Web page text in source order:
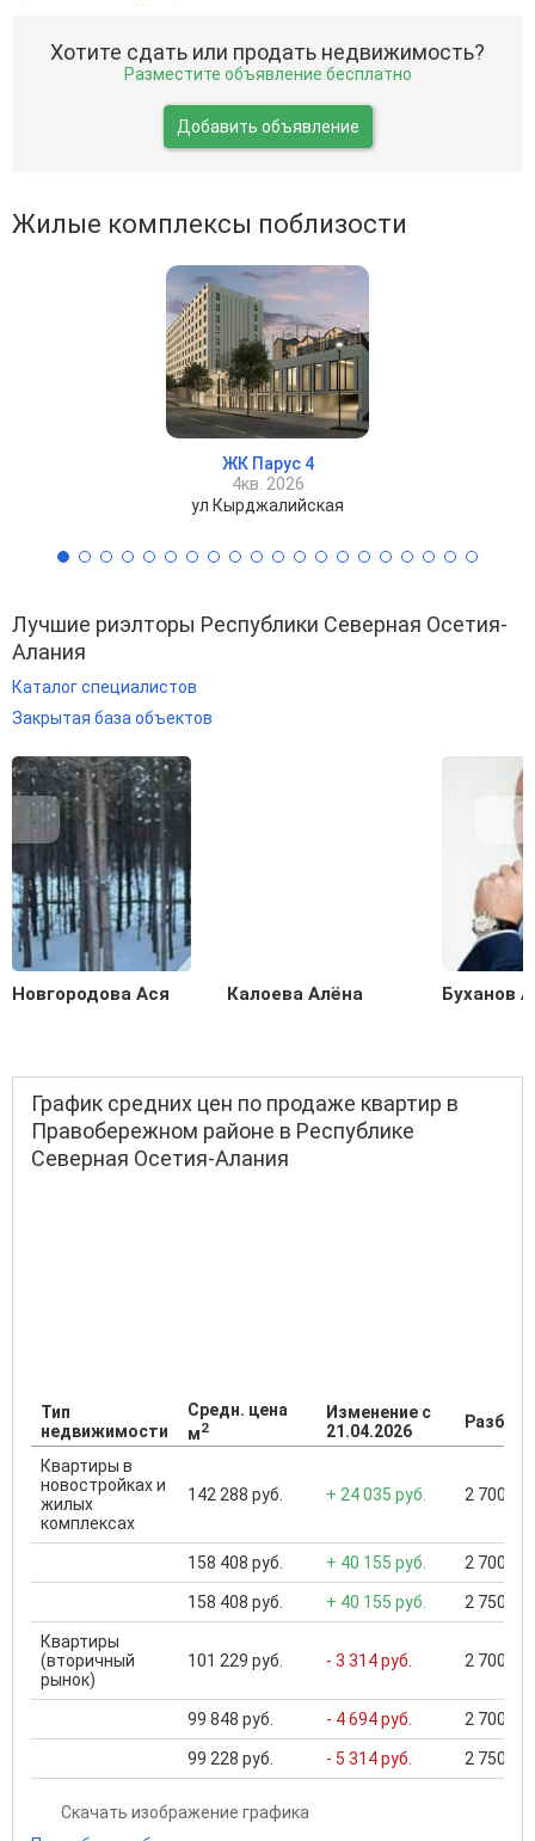
Хотите сдать или продать недвижимость?
Разместите объявление бесплатно
Добавить объявление
Жилые комплексы поблизости
ЖК Парус 4
4кв. 2026
ул Кырджалийская
Лучшие риэлторы Республики Северная Осетия-
Алания
Каталог специалистов
Закрытая база объектов
Новгородова Ася Калоева Алёна Буханов
График средних цен по продаже квартир в
Правобережном районе в Республике
Северная Осетия-Алания
Тип
недвижимости
Средн. цена
м2
Изменение с
21.04.2026
Квартиры в
новостройках и
жилых
комплексах
142 288 руб. + 24 035 руб. 2 700
158 408 руб. + 40 155 руб. 2 700
158 408 руб. + 40 155 руб. 2 750
Квартиры
(вторичный
рынок)
101 229 руб. - 3 314 руб. 2 700
99 848 руб. - 4 694 руб. 2 700
99 228 руб. - 5 314 руб. 2 750
Скачать изображение графика